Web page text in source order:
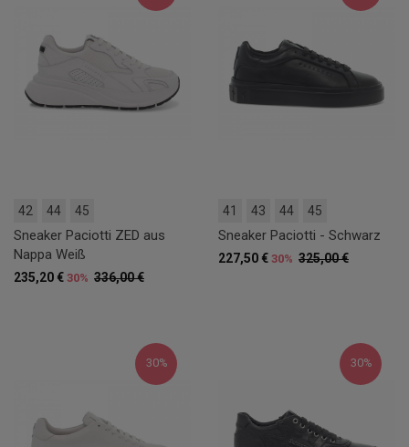
42 44 45
Sneaker Paciotti ZED aus
Nappa Weiß
336,00 €
235,20 € 30%
41 43 44 45
Sneaker Paciotti - Schwarz
325,00 €
227,50 € 30%
30% 30%